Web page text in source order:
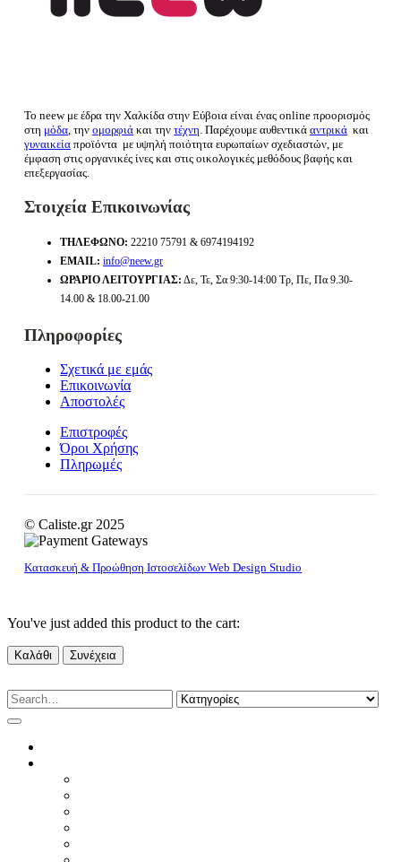
Το neew με έδρα την Xαλκίδα στην Εύβοια είναι ένας online προορισμός
στη μόδα , τηνομορφιά και τηντέχνη . Παρέχουμε αυθεντικάαντρικά και
γυναικεία προϊόντα με υψηλή ποιότητα ευρωπαίων σχεδιαστών, με
έμφαση στις οργανικές ίνες και στις οικολογικές μεθόδους βαφής και
επεξεργασίας.
Στοιχεία Επικοινωνίας
ΤΗΛΈΦΩΝΟ: 22210 75791 & 6974194192
EMAIL: info@neew.gr
ΩΡΆΡΙΟ ΛΕΙΤΟΥΡΓΊΑΣ: Δε, Τε, Σα 9:30-14:00 Τρ, Πε, Πα 9.30-
14.00 & 18.00-21.00
Πληροφορίες
Σχετικά με εμάς
Επικοινωνία
Αποστολές
Επιστροφές
Όροι Χρήσης
Πληρωμές
© Caliste.gr 2025
Κατασκευή & Προώθηση Ιστοσελίδων Web Design Studio
You've just added this product to the cart:
Καλάθι Συνέχεια